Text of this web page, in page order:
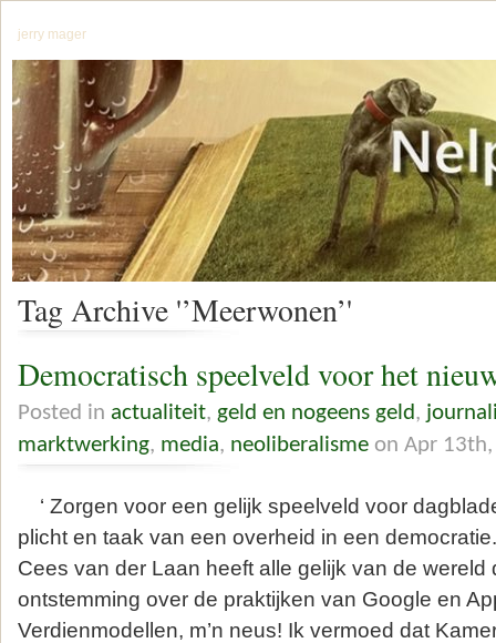
jerry mager
Tag Archive '’Meerwonen’'
Democratisch speelveld voor het
Posted in actualiteit, geld en nogeens geld,
marktwerking, media, neoliberalisme on Apr
‘ Zorgen voor een gelijk speelveld voor
plicht en taak van een overheid in een
Cees van der Laan heeft alle gelijk van de wereld
ontstemming over de praktijken van Google en
Verdienmodellen, m’n neus! Ik vermoed dat